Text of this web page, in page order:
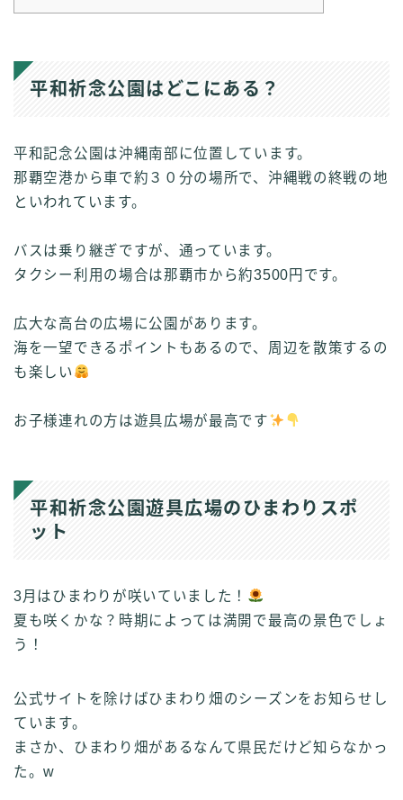
平和祈念公園はどこにある？
平和記念公園は沖縄南部に位置しています。
那覇空港から車で約３０分の場所で、沖縄戦の終戦の地
といわれています。
バスは乗り継ぎですが、通っています。
タクシー利用の場合は那覇市から約3500円です。
広大な高台の広場に公園があります。
海を一望できるポイントもあるので、周辺を散策するの
も楽しい
お子様連れの方は遊具広場が最高です
平和祈念公園遊具広場のひまわりスポ
ット
3月はひまわりが咲いていました！
夏も咲くかな？時期によっては満開で最高の景色でしょ
う！
公式サイトを除けばひまわり畑のシーズンをお知らせし
ています。
まさか、ひまわり畑があるなんて県民だけど知らなかっ
た。w